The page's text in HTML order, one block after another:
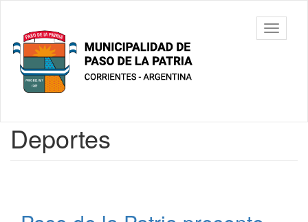
contenido
principal
Municipalidad
de Paso De
La Patria
barra
Contenido
Deportes